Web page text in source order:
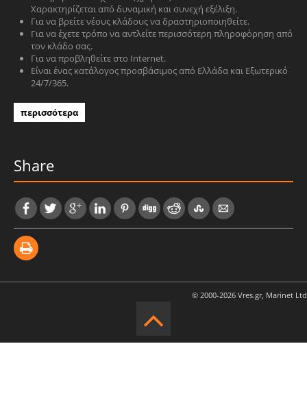
Χαρακτηρίζεται από δυναμική και συνεχή εξέλιξη.
Για να βρείτε νέους κλάδους να δραστηριοποιηθείτε.
Για να έχετε τρόπο να αντλείτε περισσότερη πληροφόρηση από
τον κλάδο σας.
Για να προβληθείτε στο Internet.
Είναι ένας κατάλογος προσβάσιμος από Ελλάδα και Εξωτερικό
24/7/365.
περισσότερα
Share
© 2000-2026 Vres.gr, Marinet Ltd